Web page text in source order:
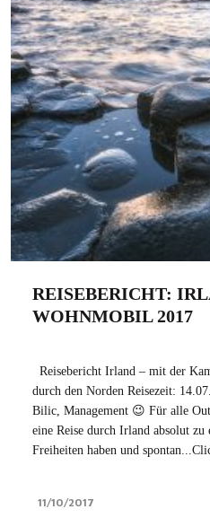
REISEBERICHT:
WOHNMOBIL 2017
Reisebericht Irland – mit der
durch den Norden Reisezeit:
Bilic, Management 😉 Für alle
eine Reise durch Irland absolut
Freiheiten haben und
11/10/2017